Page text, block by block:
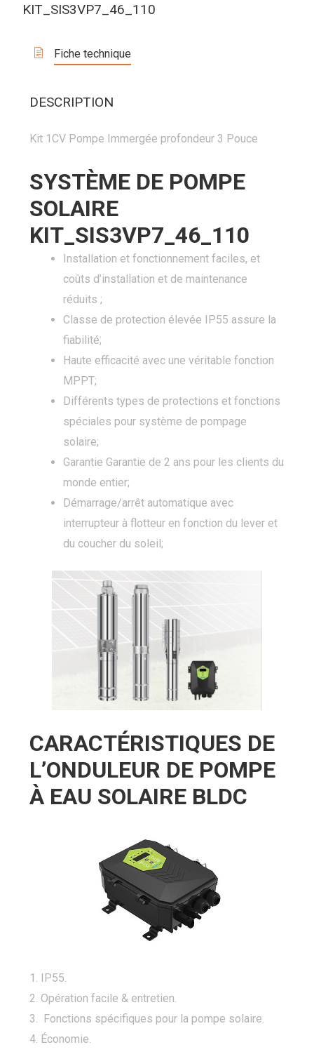
KIT_SIS3VP7_46_110
Fiche technique
DESCRIPTION
Kit 1CV Pompe Immergée profondeur 3 Pouce
SYSTÈME DE POMPE
SOLAIRE
KIT_SIS3VP7_46_110
Installation et fonctionnement faciles, et
coûts d’installation et de maintenance
réduits ;
Classe de protection élevée IP55 assure la
fiabilité;
Haute efficacité avec une véritable fonction
MPPT;
Différents types de protections et fonctions
spéciales pour système de pompage
solaire;
Garantie Garantie de 2 ans pour les clients du
monde entier;
Démarrage/arrêt automatique avec
interrupteur à flotteur en fonction du lever et
du coucher du soleil;
CARACTÉRISTIQUES DE
L’ONDULEUR DE POMPE
À EAU SOLAIRE BLDC
1. IP55.
2. Opération facile & entretien.
3. Fonctions spécifiques pour la pompe solaire.
4. Économie.